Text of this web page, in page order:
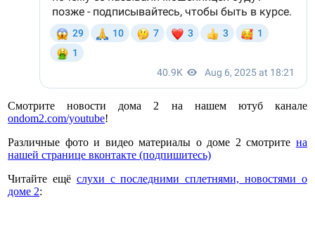
Смотрите новости дома 2 на нашем ютуб канале
ondom2.com/youtube!
Различные фото и видео материалы о доме 2 смотрите на
нашей странице вконтакте (подпишитесь)
Читайте ещё слухи с последними сплетнями, новостями о
доме 2: